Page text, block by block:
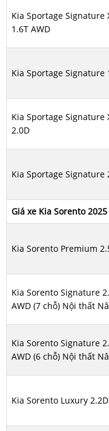
Kia Sportage Signature
1.6T AWD
Kia Sportage Signature
Kia Sportage Signature
2.0D
Kia Sportage Signature
Giá xe Kia Sorento 2025
Kia Sorento Premium
Kia Sorento Signature
AWD (7 chỗ) Nội thất
Kia Sorento Signature
AWD (6 chỗ) Nội thất
Kia Sorento Luxury